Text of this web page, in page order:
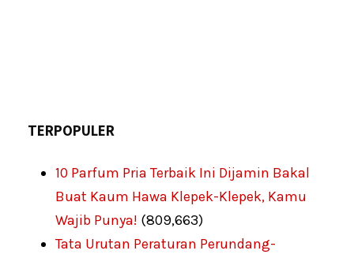
TERPOPULER
10 Parfum Pria Terbaik Ini Dijamin Bakal
Buat Kaum Hawa Klepek-Klepek, Kamu
Wajib Punya! (809,663)
Tata Urutan Peraturan Perundang-